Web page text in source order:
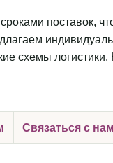
поставок,
схемы
Связаться с